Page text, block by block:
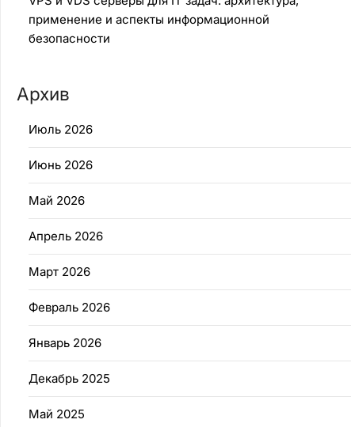
применение и аспекты информационной
безопасности
Архив
Июль 2026
Июнь 2026
Май 2026
Апрель 2026
Март 2026
Февраль 2026
Январь 2026
Декабрь 2025
Май 2025